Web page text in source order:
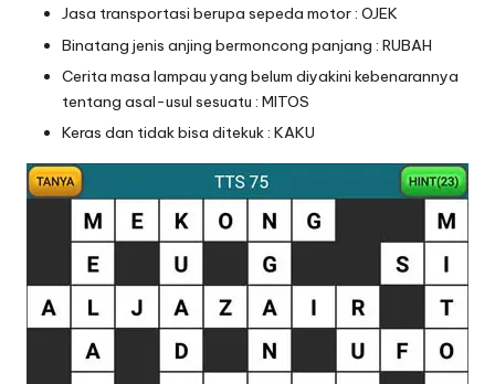
Jasa transportasi berupa sepeda motor : OJEK
Binatang jenis anjing bermoncong panjang : RUBAH
Cerita masa lampau yang belum diyakini kebenarannya
tentang asal-usul sesuatu : MITOS
Keras dan tidak bisa ditekuk : KAKU